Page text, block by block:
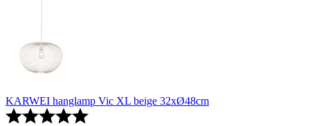
KARWEI hanglamp Vic XL beige 32xØ48cm